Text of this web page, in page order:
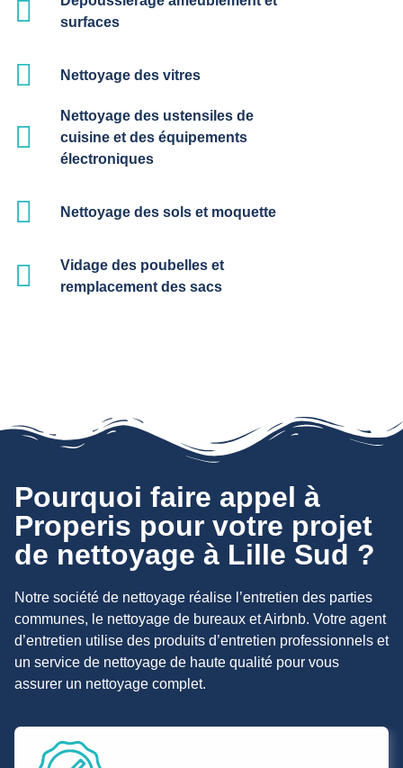
surfaces
Nettoyage des vitres
Nettoyage des ustensiles de
cuisine et des équipements
électroniques
Nettoyage des sols et moquette
Vidage des poubelles et
remplacement des sacs
Pourquoi faire appel à
Properis pour votre projet
de nettoyage à Lille Sud ?
Notre société de nettoyage réalise l’entretien des parties
communes, le nettoyage de bureaux et Airbnb. Votre agent
d’entretien utilise des produits d’entretien professionnels et
un service de nettoyage de haute qualité pour vous
assurer un nettoyage complet.